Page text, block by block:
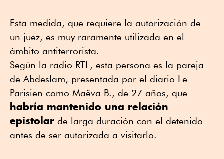
Esta medida, que requiere la autorización de
un juez, es muy raramente utilizada en el
ámbito antiterrorista.
Según la radio RTL, esta persona es la pareja
de Abdeslam, presentada por el diario Le
Parisien como Maëva B., de 27 años, que
habría mantenido una relación
epistolar de larga duración con el detenido
antes de ser autorizada a visitarlo.